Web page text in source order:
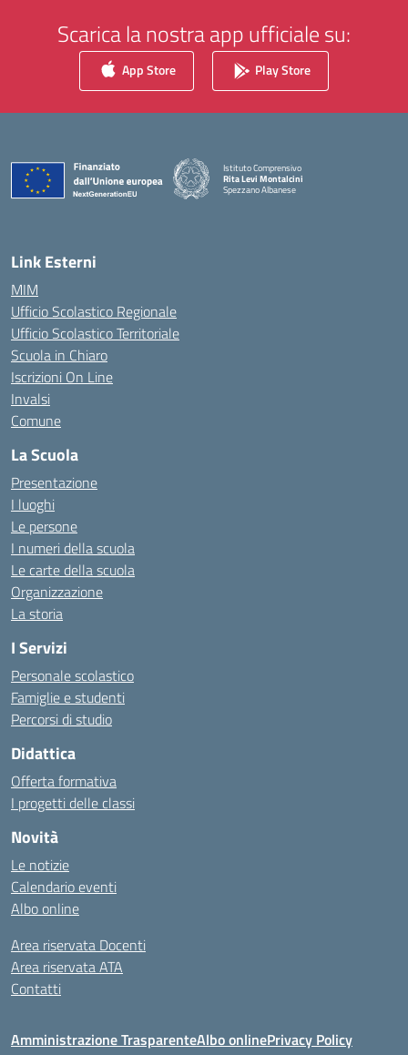
Scarica la nostra app ufficiale su:
App Store Play Store
Istituto Comprensivo
Rita Levi Montalcini
Spezzano Albanese
— Visita la pagina iniziale della scuola
Link Esterni
MIM
Ufficio Scolastico Regionale
Ufficio Scolastico Territoriale
Scuola in Chiaro
Iscrizioni On Line
Invalsi
Comune
La Scuola
Presentazione
I luoghi
Le persone
I numeri della scuola
Le carte della scuola
Organizzazione
La storia
I Servizi
Personale scolastico
Famiglie e studenti
Percorsi di studio
Didattica
Offerta formativa
I progetti delle classi
Novità
Le notizie
Calendario eventi
Albo online
Area riservata Docenti
Area riservata ATA
Contatti
Amministrazione TrasparenteAlbo onlinePrivacy Policy